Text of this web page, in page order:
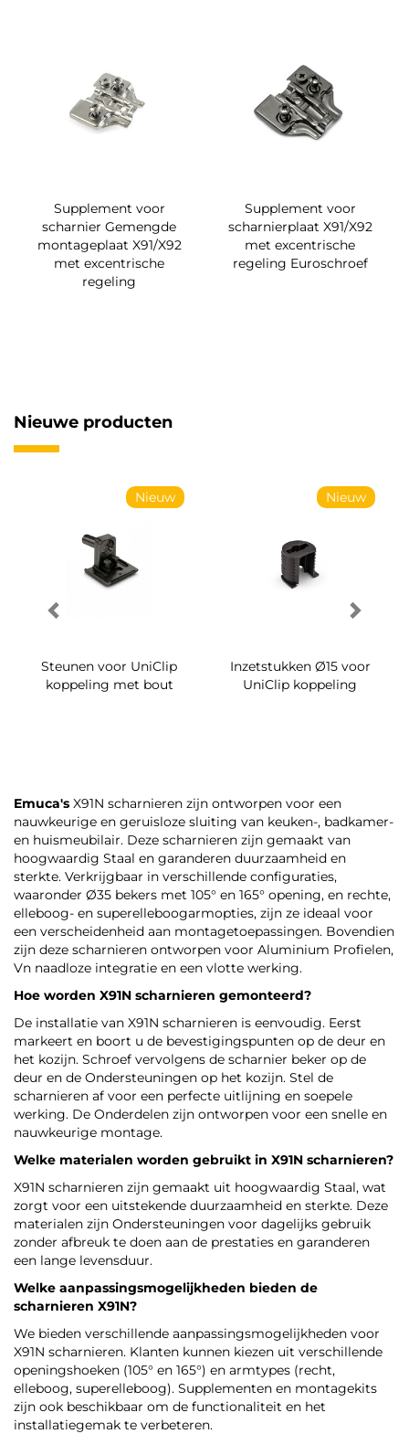
Supplement voor
scharnier Gemengde
montageplaat X91/X92
met excentrische
regeling
Supplement voor
scharnierplaat X91/X92
met excentrische
regeling Euroschroef
Nieuwe producten
Nieuw
Steunen voor UniClip
koppeling met bout
Nieuw
Inzetstukken Ø15 voor
UniClip koppeling
Emuca's X91N scharnieren zijn ontworpen voor een
nauwkeurige en geruisloze sluiting van keuken-, badkamer-
en huismeubilair. Deze scharnieren zijn gemaakt van
hoogwaardig Staal en garanderen duurzaamheid en
sterkte. Verkrijgbaar in verschillende configuraties,
waaronder Ø35 bekers met 105° en 165° opening, en rechte,
elleboog- en superelleboogarmopties, zijn ze ideaal voor
een verscheidenheid aan montagetoepassingen. Bovendien
zijn deze scharnieren ontworpen voor Aluminium Profielen,
Vn naadloze integratie en een vlotte werking.
Hoe worden X91N scharnieren gemonteerd?
De installatie van X91N scharnieren is eenvoudig. Eerst
markeert en boort u de bevestigingspunten op de deur en
het kozijn. Schroef vervolgens de scharnier beker op de
deur en de Ondersteuningen op het kozijn. Stel de
scharnieren af voor een perfecte uitlijning en soepele
werking. De Onderdelen zijn ontworpen voor een snelle en
nauwkeurige montage.
Welke materialen worden gebruikt in X91N scharnieren?
X91N scharnieren zijn gemaakt uit hoogwaardig Staal, wat
zorgt voor een uitstekende duurzaamheid en sterkte. Deze
materialen zijn Ondersteuningen voor dagelijks gebruik
zonder afbreuk te doen aan de prestaties en garanderen
een lange levensduur.
Welke aanpassingsmogelijkheden bieden de
scharnieren X91N?
We bieden verschillende aanpassingsmogelijkheden voor
X91N scharnieren. Klanten kunnen kiezen uit verschillende
openingshoeken (105° en 165°) en armtypes (recht,
elleboog, superelleboog). Supplementen en montagekits
zijn ook beschikbaar om de functionaliteit en het
installatiegemak te verbeteren.